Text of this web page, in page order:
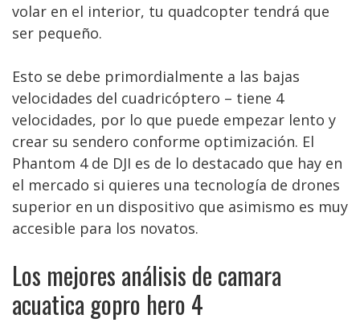
volar en el interior, tu quadcopter tendrá que
ser pequeño.
Esto se debe primordialmente a las bajas
velocidades del cuadricóptero – tiene 4
velocidades, por lo que puede empezar lento y
crear su sendero conforme optimización. El
Phantom 4 de DJI es de lo destacado que hay en
el mercado si quieres una tecnología de drones
superior en un dispositivo que asimismo es muy
accesible para los novatos.
Los mejores análisis de camara
acuatica gopro hero 4